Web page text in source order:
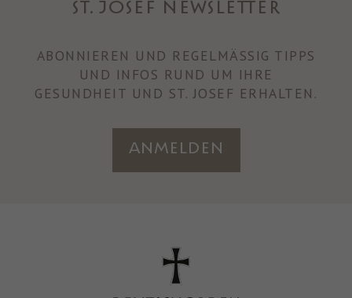
ST. JOSEF NEWSLETTER
ABONNIEREN UND REGELMÄSSIG TIPPS U
ND INFOS RUND UM IHRE
GESUNDHEIT UND ST. JOSEF ERHALTEN.
Anmelden